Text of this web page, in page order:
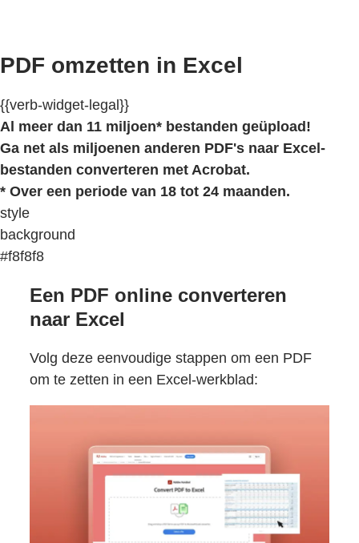
PDF omzetten in Excel
{{verb-widget-legal}}
Al meer dan 11 miljoen* bestanden geüpload!
Ga net als miljoenen anderen PDF's naar Excel-
bestanden converteren met Acrobat.
* Over een periode van 18 tot 24 maanden.
style
background
#f8f8f8
Een PDF online converteren
naar Excel
Volg deze eenvoudige stappen om een PDF
om te zetten in een Excel-werkblad: